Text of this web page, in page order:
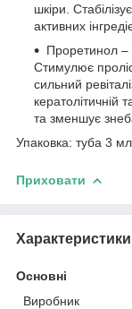
шкіри.
активних
Проретинол –
Стимулює
сильний
кератолітичній
та зменшує
Упаковка: туба 3 мл.
Приховати
Характеристики
Основні
Виробник